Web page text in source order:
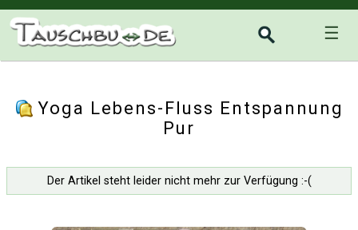
☰
Yoga Lebens-Fluss Entspannung
Pur
Der Artikel steht leider nicht mehr zur Verfügung :-(